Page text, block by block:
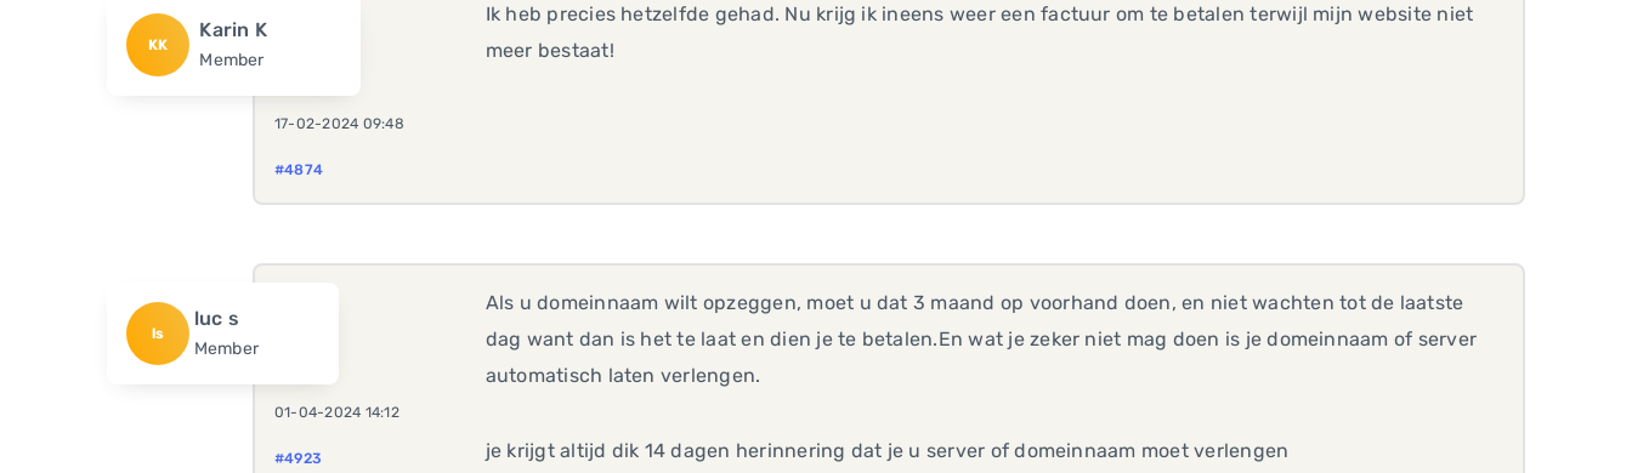
KK
Karin K
Member
17-02-2024 09:48
#4874
Ik heb precies hetzelfde gehad. Nu krijg ik ineens weer een factuur om te betalen terwijl mijn website niet
meer bestaat!
ls
luc s
Member
01-04-2024 14:12
#4923
Als u domeinnaam wilt opzeggen, moet u dat 3 maand op voorhand doen, en niet wachten tot de laatste
dag want dan is het te laat en dien je te betalen.En wat je zeker niet mag doen is je domeinnaam of server
automatisch laten verlengen.
je krijgt altijd dik 14 dagen herinnering dat je u server of domeinnaam moet verlengen